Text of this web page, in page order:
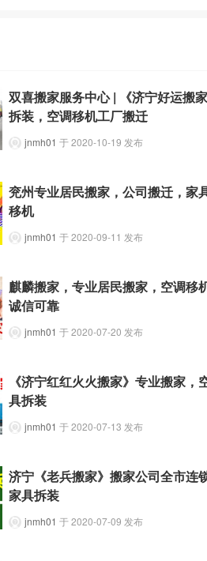
双喜搬家服务中心 | 《济宁好运搬
拆装，空调移机工厂搬迁
jnmh01 于 2020-10-19 发布
兖州专业居民搬家，公司搬迁，家
移机
jnmh01 于 2020-09-11 发布
麒麟搬家，专业居民搬家，空调移
诚信可靠
jnmh01 于 2020-07-20 发布
《济宁红红火火搬家》专业搬家，
具拆装
jnmh01 于 2020-07-13 发布
济宁《老兵搬家》搬家公司全市连
家具拆装
jnmh01 于 2020-07-09 发布